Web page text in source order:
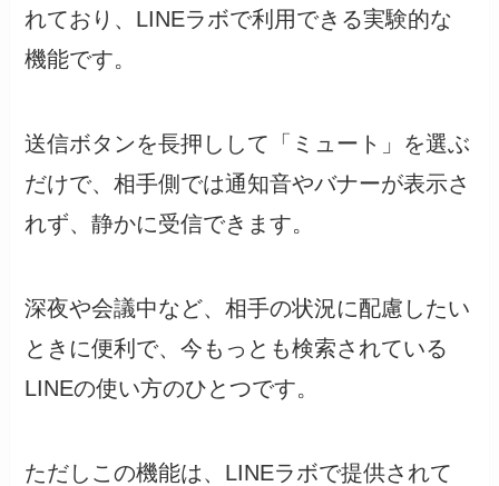
れており、LINEラボで利用できる実験的な
機能です。
送信ボタンを長押しして「ミュート」を選ぶ
だけで、相手側では通知音やバナーが表示さ
れず、静かに受信できます。
深夜や会議中など、相手の状況に配慮したい
ときに便利で、今もっとも検索されている
LINEの使い方のひとつです。
ただしこの機能は、LINEラボで提供されて